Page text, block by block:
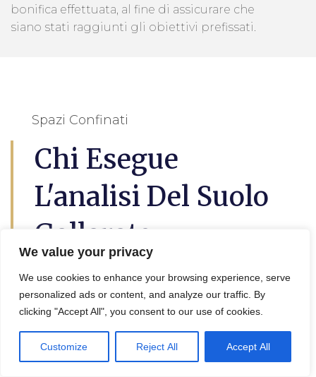
We value your privacy
We use cookies to enhance your browsing experience, serve
personalized ads or content, and analyze our traffic. By
clicking "Accept All", you consent to our use of cookies.
Customize Reject All Accept All
bonifica effettuata, al fine di assicurare che
siano stati raggiunti gli obiettivi prefissati.
Spazi Confinati
Chi Esegue
L'analisi Del Suolo
Gallarate
analisi del suolo a Gallaratequesto è utile
per lil progetto di decontaminazione e
bonifica terreni, in effetti viene eseguita da
un geologo, un agronomo o un tecnico
specializzato.